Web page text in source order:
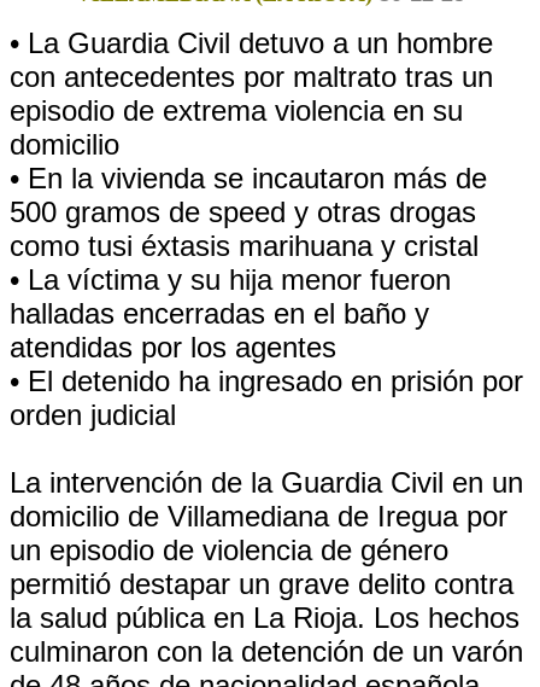
• La Guardia Civil detuvo a un hombre
con antecedentes por maltrato tras un
episodio de extrema violencia en su
domicilio
• En la vivienda se incautaron más de
500 gramos de speed y otras drogas
como tusi éxtasis marihuana y cristal
• La víctima y su hija menor fueron
halladas encerradas en el baño y
atendidas por los agentes
• El detenido ha ingresado en prisión por
orden judicial
La intervención de la Guardia Civil en un
domicilio de Villamediana de Iregua por
un episodio de violencia de género
permitió destapar un grave delito contra
la salud pública en La Rioja. Los hechos
culminaron con la detención de un varón